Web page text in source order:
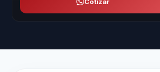
Cotizar